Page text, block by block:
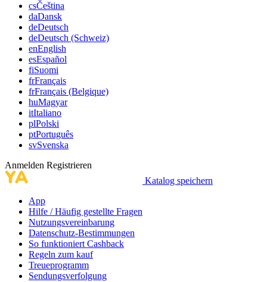
csČeština
daDansk
deDeutsch
deDeutsch (Schweiz)
enEnglish
esEspañol
fiSuomi
frFrançais
frFrançais (Belgique)
huMagyar
itItaliano
plPolski
ptPortuguês
svSvenska
Anmelden Registrieren
Katalog speichern
App
Hilfe / Häufig gestellte Fragen
Nutzungsvereinbarung
Datenschutz-Bestimmungen
So funktioniert Cashback
Regeln zum kauf
Treueprogramm
Sendungsverfolgung